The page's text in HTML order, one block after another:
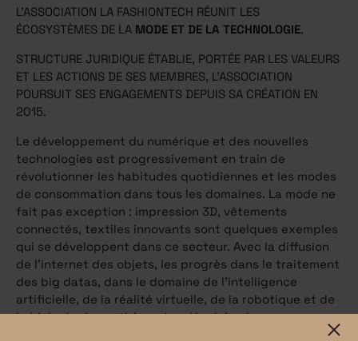
L’ASSOCIATION LA FASHIONTECH RÉUNIT LES
ÉCOSYSTÈMES DE LA MODE ET DE LA TECHNOLOGIE.
STRUCTURE JURIDIQUE ÉTABLIE, PORTÉE PAR LES VALEURS
ET LES ACTIONS DE SES MEMBRES, L’ASSOCIATION
POURSUIT SES ENGAGEMENTS DEPUIS SA CRÉATION EN
2015.
Le développement du numérique et des nouvelles
technologies est progressivement en train de
révolutionner les habitudes quotidiennes et les modes
de consommation dans tous les domaines. La mode ne
fait pas exception : impression 3D, vêtements
connectés, textiles innovants sont quelques exemples
qui se développent dans ce secteur. Avec la diffusion
de l’internet des objets, les progrès dans le traitement
des big datas, dans le domaine de l’intelligence
artificielle, de la réalité virtuelle, de la robotique et de
la biologie de synthèse et moléculaire, les